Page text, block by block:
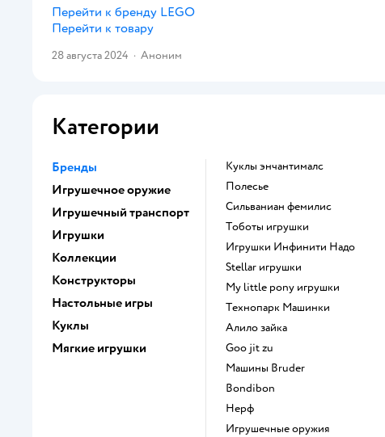
Перейти к бренду LEGO
Перейти к товару
28 августа 2024 · Аноним
Категории
Бренды
Игрушечное оружие
Игрушечный транспорт
Игрушки
Коллекции
Конструкторы
Настольные игры
Куклы
Мягкие игрушки
Куклы энчантималс
Полесье
Сильваниан фемилис
Тоботы игрушки
Игрушки Инфинити Надо
Stellar игрушки
my little pony игрушки
Технопарк Машинки
Алило зайка
Goo jit zu
Машины Bruder
Bondibon
Нерф
Игрушечные оружия